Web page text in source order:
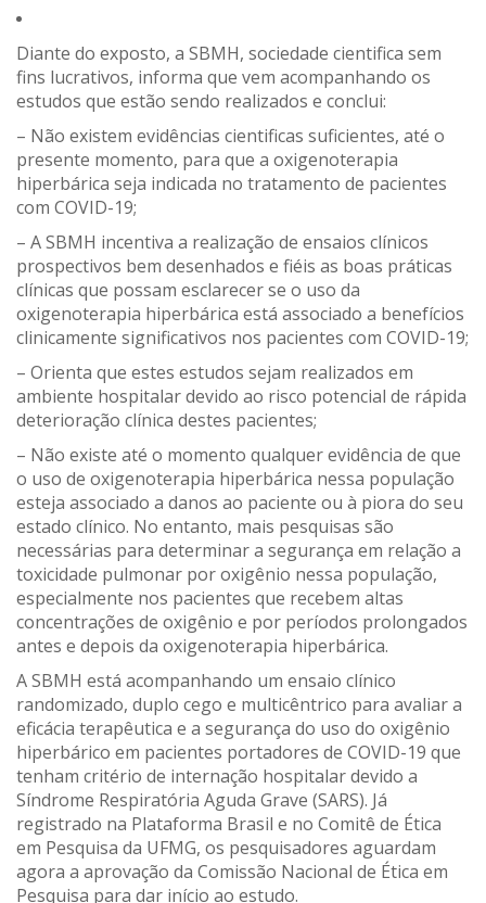
Diante do exposto, a SBMH, sociedade cientifica sem
fins lucrativos, informa que vem acompanhando os
estudos que estão sendo realizados e conclui:
– Não existem evidências cientificas suficientes, até o
presente momento, para que a oxigenoterapia
hiperbárica seja indicada no tratamento de pacientes
com COVID-19;
– A SBMH incentiva a realização de ensaios clínicos
prospectivos bem desenhados e fiéis as boas práticas
clínicas que possam esclarecer se o uso da
oxigenoterapia hiperbárica está associado a benefícios
clinicamente significativos nos pacientes com COVID-19;
– Orienta que estes estudos sejam realizados em
ambiente hospitalar devido ao risco potencial de rápida
deterioração clínica destes pacientes;
– Não existe até o momento qualquer evidência de que
o uso de oxigenoterapia hiperbárica nessa população
esteja associado a danos ao paciente ou à piora do seu
estado clínico. No entanto, mais pesquisas são
necessárias para determinar a segurança em relação a
toxicidade pulmonar por oxigênio nessa população,
especialmente nos pacientes que recebem altas
concentrações de oxigênio e por períodos prolongados
antes e depois da oxigenoterapia hiperbárica.
A SBMH está acompanhando um ensaio clínico
randomizado, duplo cego e multicêntrico para avaliar a
eficácia terapêutica e a segurança do uso do oxigênio
hiperbárico em pacientes portadores de COVID-19 que
tenham critério de internação hospitalar devido a
Síndrome Respiratória Aguda Grave (SARS). Já
registrado na Plataforma Brasil e no Comitê de Ética
em Pesquisa da UFMG, os pesquisadores aguardam
agora a aprovação da Comissão Nacional de Ética em
Pesquisa para dar início ao estudo.